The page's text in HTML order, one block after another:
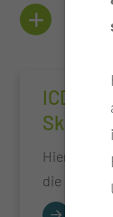
ICD
Sklerose
Hier finden
die